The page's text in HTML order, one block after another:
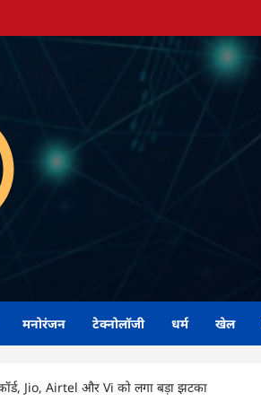
मनोरंजन टेक्नोलॉजी धर्म खेल
Jio, Airtel और Vi को लगा बड़ा झटका